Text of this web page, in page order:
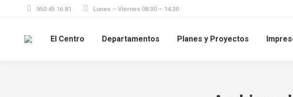
950 45 16 81 Lunes – Viernes 08:30 – 14:30
El Centro Departamentos Planes y Proyectos